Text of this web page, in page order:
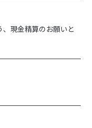
、現金精算のお願いと